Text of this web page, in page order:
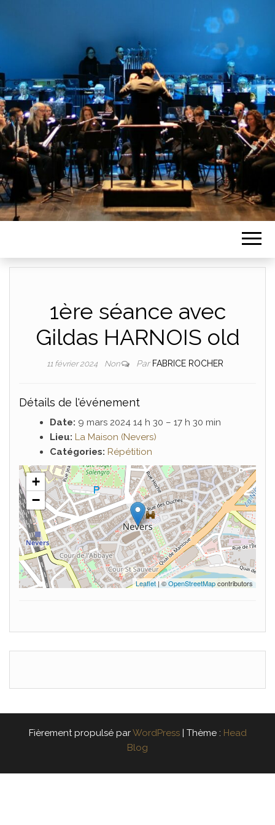
1ère séance avec
Gildas HARNOIS old
11 février 2024 Non Par FABRICE ROCHER
Détails de l'événement
Date: 9 mars 2024 14 h 30 – 17 h 30 min
Lieu: La Maison (Nevers)
Catégories: Répétition
+
−
Leaflet| ©OpenStreetMapcontributors
Fièrement propulsé parWordPress | Thème : Head
Blog